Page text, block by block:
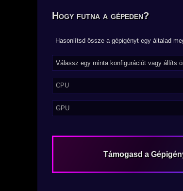
Hogy futna a gépeden?
Hasonlítsd össze a gépigényt egy általad
CPU
GPU
Támogasd a